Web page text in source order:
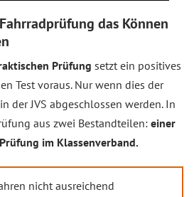
das Können
Prüfung setzt ein positives
Test voraus. Nur wenn dies der
der JVS abgeschlossen werden. In
aus zwei Bestandteilen: einer
im Klassenverband.
nicht ausreichend